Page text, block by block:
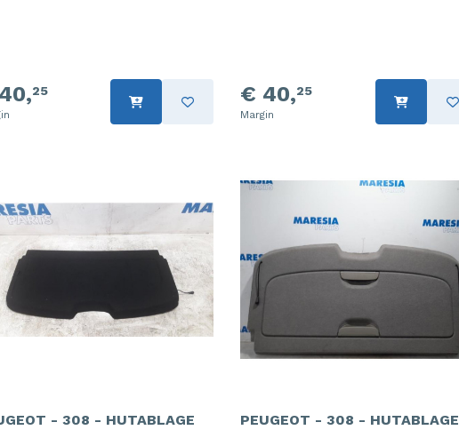
25 € 40,25
Margin
- 308 - HUTABLAGE PEUGEOT - 308 - HUTABLAGE